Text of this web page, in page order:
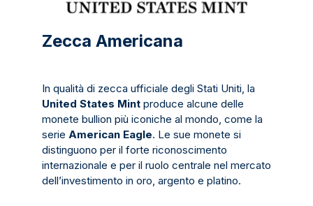
Zecca Americana
In qualità di zecca ufficiale degli Stati Uniti, la
United States Mint produce alcune delle
monete bullion più iconiche al mondo, come la
serie American Eagle. Le sue monete si
distinguono per il forte riconoscimento
internazionale e per il ruolo centrale nel mercato
dell’investimento in oro, argento e platino.